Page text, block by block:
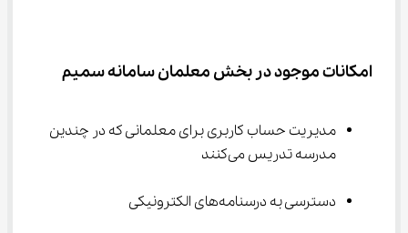
امکانات موجود در بخش معلمان سامانه سمیم
مدیریت حساب کاربری برای معلمانی که در چندین
مدرسه تدریس می‌کنند
دسترسی به درسنامه‌های الکترونیکی